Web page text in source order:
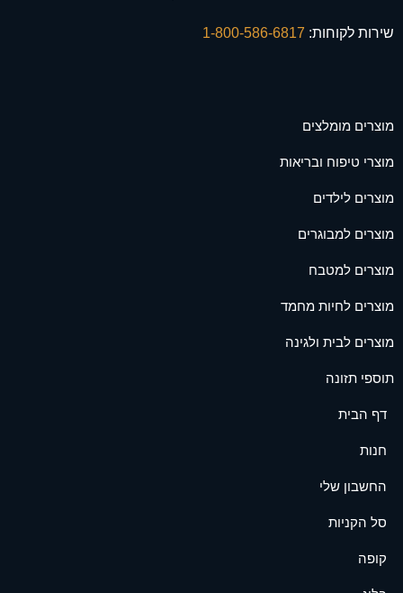
שירות לקוחות:
מוצרים מומלצים
מוצרי טיפוח ובריאות
מוצרים לילדים
מוצרים למבוגרים
מוצרים למטבח
מוצרים לחיות מחמד
מוצרים לבית ולגינה
תוספי תזונה
דף הבית
חנות
החשבון שלי
סל הקניות
קופה